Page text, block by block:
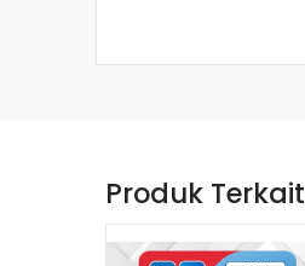
Produk Terkait